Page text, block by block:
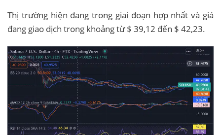
Thị trường hiện đang trong giai đoạn hợp nhất và giá
đang giao dịch trong khoảng từ $ 39,12 đến $ 42,23.